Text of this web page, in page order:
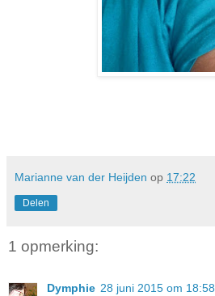
Marianne van der Heijden op 17:22
Delen
1 opmerking:
Dymphie 28 juni 2015 om 18:58